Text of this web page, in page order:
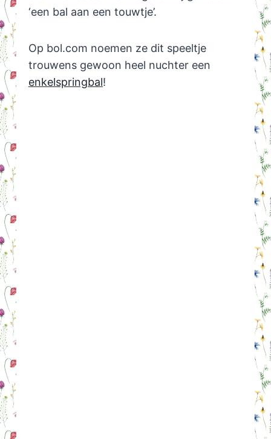
‘een bal aan een touwtje’.
Op bol.com noemen ze dit speeltje
trouwens gewoon heel nuchter een
enkelspringbal!